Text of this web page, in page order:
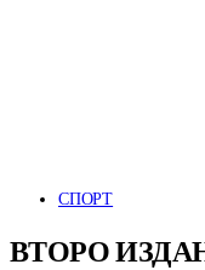
СПОРТ
ВТОРО